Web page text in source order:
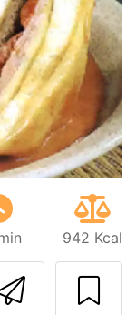
942 Kcal
o autor